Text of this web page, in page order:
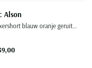
Alson
boxershort blauw oranje geruit katoen